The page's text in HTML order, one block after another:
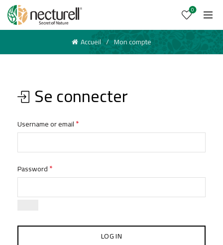
0
Accueil Mon compte
Se connecter
Username or email*
Password*
LOG IN